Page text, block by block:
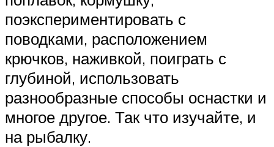
поэкспериментировать с
поводками, расположением
крючков, наживкой, поиграть с
глубиной, использовать
разнообразные способы оснастки и
многое другое. Так что изучайте, и
на рыбалку.